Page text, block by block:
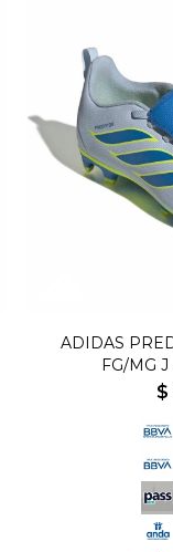
ADIDAS
FG/MG
$